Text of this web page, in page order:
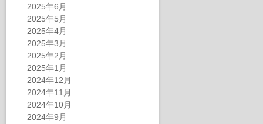
2025年6月
2025年5月
2025年4月
2025年3月
2025年2月
2025年1月
2024年12月
2024年11月
2024年10月
2024年9月